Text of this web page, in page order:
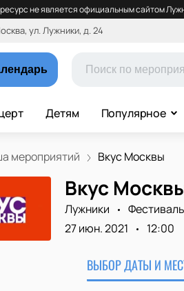
не является официальным сайтом
ул. Лужники, д. 24
Детям Популярное
мероприятий Вкус Москвы
Вкус
Лужники Фестиваль
27 июн. 2021
12:00
ВЫБОР ДАТЫ И